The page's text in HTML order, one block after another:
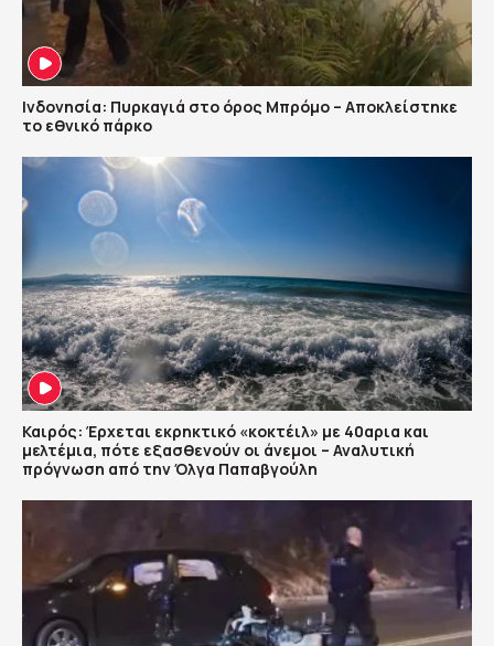
Ινδονησία: Πυρκαγιά στο όρος Μπρόμο – Αποκλείστηκε
το εθνικό πάρκο
Καιρός: Έρχεται εκρηκτικό «κοκτέιλ» με 40αρια και
μελτέμια, πότε εξασθενούν οι άνεμοι – Αναλυτική
πρόγνωση από την Όλγα Παπαβγούλη